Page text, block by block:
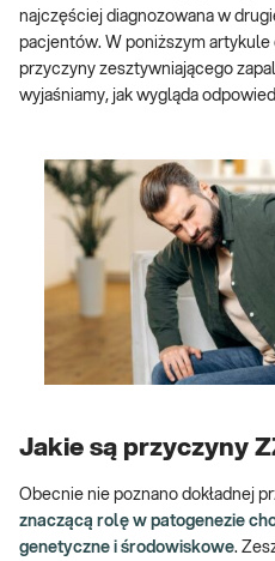
najczęściej diagnozowana w
pacjentów. W poniższym artykule
przyczyny zesztywniającego
wyjaśniamy, jak wygląda
Jakie są przyczyny
Obecnie nie poznano dokładnej
znaczącą rolę w patogenezie
genetyczne i środowiskowe.